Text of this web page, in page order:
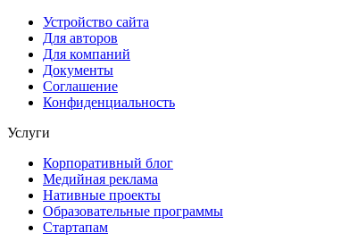
Устройство сайта
Для авторов
Для компаний
Документы
Соглашение
Конфиденциальность
Услуги
Корпоративный блог
Медийная реклама
Нативные проекты
Образовательные программы
Стартапам